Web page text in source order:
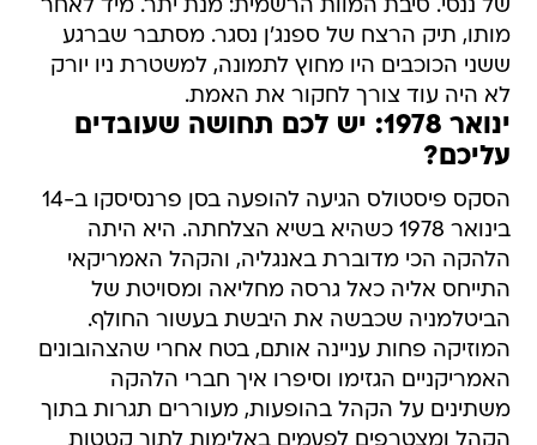
של ננסי. סיבת המוות הרשמית: מנת יתר. מיד לאחר
מותו, תיק הרצח של ספנג'ן נסגר. מסתבר שברגע
ששני הכוכבים היו מחוץ לתמונה, למשטרת ניו יורק
לא היה עוד צורך לחקור את האמת.
ינואר 1978: יש לכם תחושה שעובדים
עליכם?
הסקס פיסטולס הגיעה להופעה בסן פרנסיסקו ב-14
בינואר 1978 כשהיא בשיא הצלחתה. היא היתה
הלהקה הכי מדוברת באנגליה, והקהל האמריקאי
התייחס אליה כאל גרסה מחליאה ומסויטת של
הביטלמניה שכבשה את היבשת בעשור החולף.
המוזיקה פחות עניינה אותם, בטח אחרי שהצהובונים
האמריקניים הגזימו וסיפרו איך חברי הלהקה
משתינים על הקהל בהופעות, מעוררים תגרות בתוך